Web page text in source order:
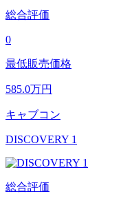
総合評価
0
最低販売価格
585.0万円
キャブコン
DISCOVERY 1
総合評価